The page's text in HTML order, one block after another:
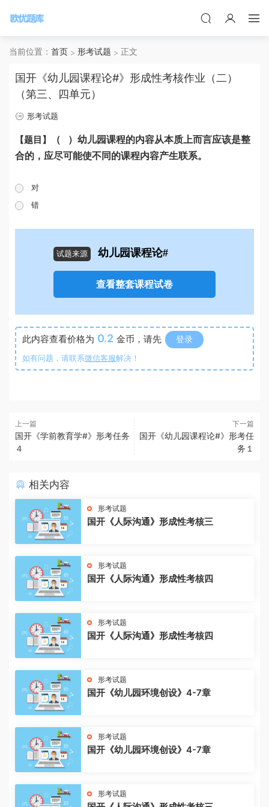
当前位置： 首页 形考试题 正文
国开《幼儿园课程论#》形成性考核作业（二）
（第三、四单元）
形考试题
【题目】
（ ）幼儿园课程的内容从本质上而言应该是整
合的，应尽可能使不同的课程内容产生联系。
对
错
试题来源 幼儿园课程论#
查看整套课程试卷
此内容查看价格为 0.2 金币，请先 登录
如有问题，请联系微信客服解决！
上一篇
国开《学前教育学#》形考任务
４
下一篇
国开《幼儿园课程论#》形考任
务１
相关内容
形考试题
国开《人际沟通》形成性考核三
形考试题
国开《人际沟通》形成性考核四
形考试题
国开《人际沟通》形成性考核四
形考试题
国开《幼儿园环境创设》4-7章
形考试题
国开《幼儿园环境创设》4-7章
形考试题